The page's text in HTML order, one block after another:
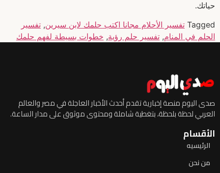
حياتك.
Tagged تفسير الأحلام مجانا اكتب حلمك لابن سيرين, تفسير
الحلم في المنام, تفسير حلم رؤية, خطوات بسيطة لفهم حلمك
صدى اليوم منصة إخبارية تقدم أحدث الأخبار العاجلة في مصر والعالم
العربي لحظة بلحظة، بتغطية شاملة ومحتوى موثوق على مدار الساعة.
الأقسام
الرئيسيه
من نحن